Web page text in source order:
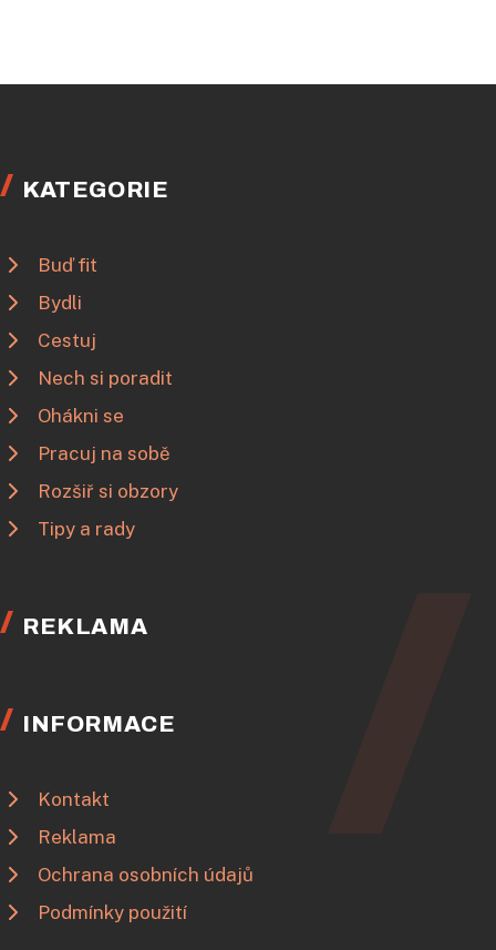
KATEGORIE
Buď fit
Bydli
Cestuj
Nech si poradit
Ohákni se
Pracuj na sobě
Rozšiř si obzory
Tipy a rady
REKLAMA
INFORMACE
Kontakt
Reklama
Ochrana osobních údajů
Podmínky použití